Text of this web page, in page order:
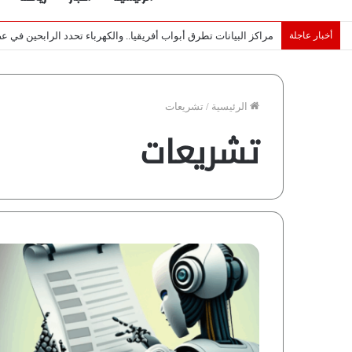
أخبار عاجلة لماذا تصنع إسرائيل صورة مصر كخطر عسكري.. “ماعت” تكشف
الرئيسية / تشريعات
تشريعات